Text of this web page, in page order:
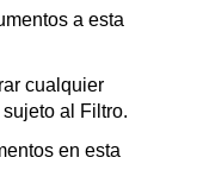
a esta
cualquier
al Filtro.
en esta